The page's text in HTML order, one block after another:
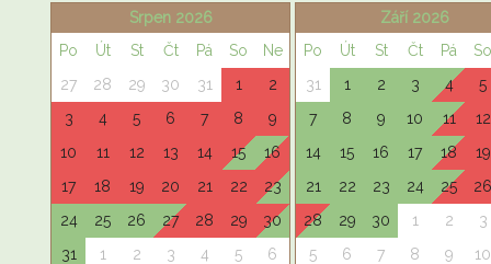
Srpen 2026
Po
Út St Čt Pá So
Ne
27
28 29 30 31 1
2
3
4 5 6 7 8
9
10
11 12 13 14 15
16
17
18 19 20 21 22
23
24
25 26 27 28 29
30
31
1 2 3 4 5 6
Září 2026
Po
Út St Čt Pá
So
31
1 2 3 4
5
7
8 9 10 11
12
14
15 16 17 18
19
21
22 23 24 25
26
28
29 30 1 2
3
5
6 7 8 9 10